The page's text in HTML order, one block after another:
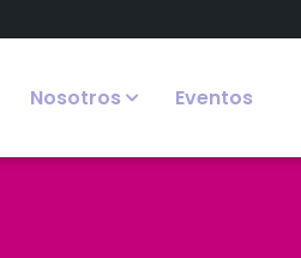
Nosotros Eventos